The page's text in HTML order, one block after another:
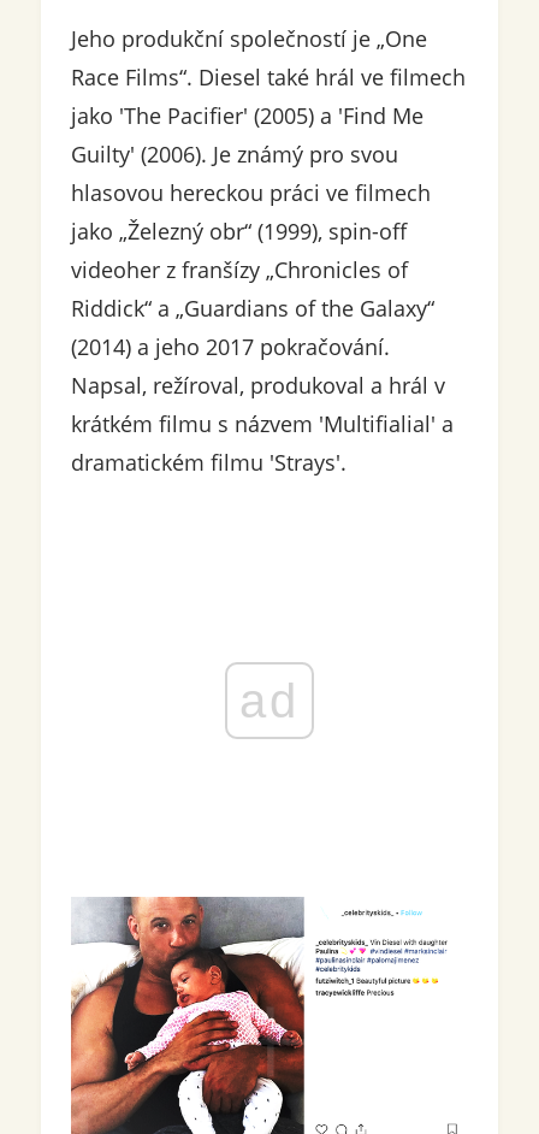
Jeho produkční společností je „One
Race Films“. Diesel také hrál ve filmech
jako 'The Pacifier' (2005) a 'Find Me
Guilty' (2006). Je známý pro svou
hlasovou hereckou práci ve filmech
jako „Železný obr“ (1999), spin-off
videoher z franšízy „Chronicles of
Riddick“ a „Guardians of the Galaxy“
(2014) a jeho 2017 pokračování.
Napsal, režíroval, produkoval a hrál v
krátkém filmu s názvem 'Multifialial' a
dramatickém filmu 'Strays'.
ad